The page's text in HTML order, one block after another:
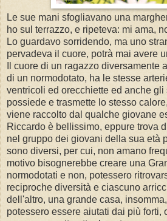
Le sue mani sfogliavano una
ho sul terrazzo, e ripeteva: mi ama,
Lo guardavo sorridendo, ma uno
pervadeva il cuore, potrà mai avere
Il cuore di un ragazzo diversamente
di un normodotato, ha le stesse
ventricoli ed orecchiette ed anche gli
possiede e trasmette lo stesso
viene raccolto dal qualche giovane
Riccardo è bellissimo, eppure trova
nel gruppo dei giovani della sua età
sono diversi, per cui, non amano
motivo bisognerebbe creare una
normodotati e non, potessero
reciproche diversità e ciascuno
dell'altro, una grande casa,
potessero essere aiutati dai più forti,